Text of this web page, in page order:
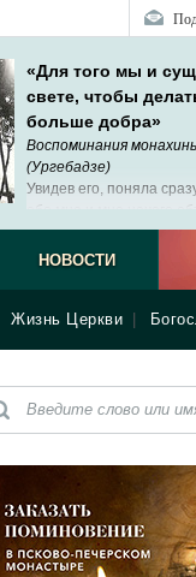
«Для того мы и
свете, чтобы
больше добра»
Воспоминания
(Ургебадзе)
Увидев его, поняла
Жизнь Церкви
НОВОСТИ